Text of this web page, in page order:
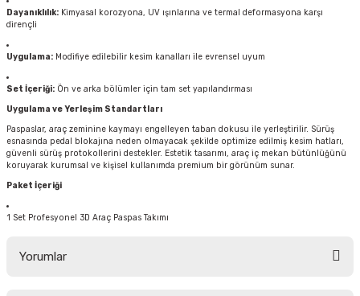
Dayanıklılık: Kimyasal korozyona, UV ışınlarına ve termal deformasyona karşı
dirençli
Uygulama: Modifiye edilebilir kesim kanalları ile evrensel uyum
Set İçeriği: Ön ve arka bölümler için tam set yapılandırması
Uygulama ve Yerleşim Standartları
Paspaslar, araç zeminine kaymayı engelleyen taban dokusu ile yerleştirilir. Sürüş
esnasında pedal blokajına neden olmayacak şekilde optimize edilmiş kesim hatları,
güvenli sürüş protokollerini destekler. Estetik tasarımı, araç iç mekan bütünlüğünü
koruyarak kurumsal ve kişisel kullanımda premium bir görünüm sunar.
Paket İçeriği
1 Set Profesyonel 3D Araç Paspas Takımı
Yorumlar